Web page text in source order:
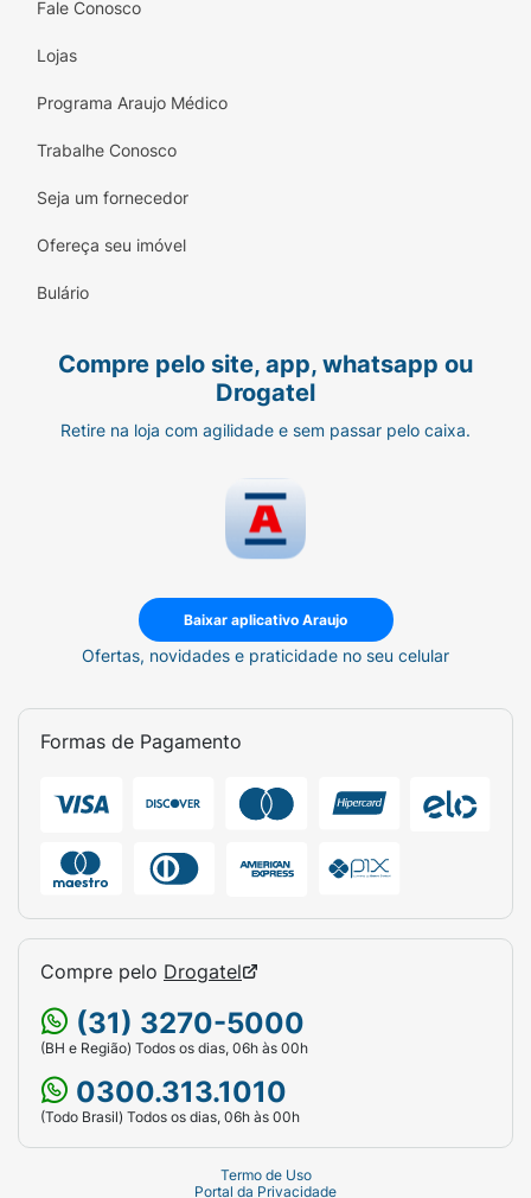
Fale Conosco
Lojas
Programa Araujo Médico
Trabalhe Conosco
Seja um fornecedor
Ofereça seu imóvel
Bulário
Compre pelo site, app, whatsapp ou
Drogatel
Retire na loja com agilidade e sem passar pelo caixa.
Baixar aplicativo Araujo
Ofertas, novidades e praticidade no seu celular
Formas de Pagamento
Compre pelo Drogatel
(31) 3270-5000
(BH e Região) Todos os dias, 06h às 00h
0300.313.1010
(Todo Brasil) Todos os dias, 06h às 00h
Termo de Uso
Portal da Privacidade